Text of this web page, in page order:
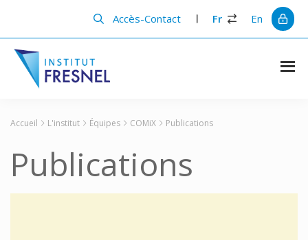
principal
barre
principale
Accès-Contact Fr En
Institut
en
Accueil L'institut Équipes COMiX Publications
Publications